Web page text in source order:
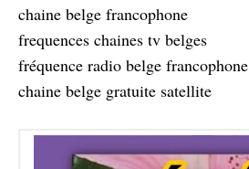
chaine belge francophone
frequences chaines tv belges
fréquence radio belge francophone
chaine belge gratuite satellite